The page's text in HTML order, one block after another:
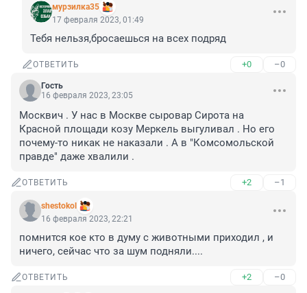
мурзилка35
17 февраля 2023, 01:49
Тебя нельзя,бросаешься на всех подряд
ОТВЕТИТЬ +0 –0
Гость
16 февраля 2023, 23:05
Москвич . У нас в Москве сыровар Сирота на
Красной площади козу Меркель выгуливал . Но его
почему-то никак не наказали . А в "Комсомольской
правде" даже хвалили .
ОТВЕТИТЬ +2 –1
shestokol
16 февраля 2023, 22:21
помнится кое кто в думу с животными приходил , и
ничего, сейчас что за шум подняли....
ОТВЕТИТЬ +2 –0